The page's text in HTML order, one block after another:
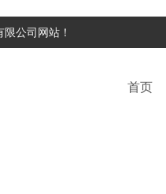
限公司 网站！
首页